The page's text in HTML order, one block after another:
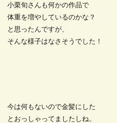
小栗旬さんも何かの作品で
体重を増やしているのかな？
と思ったんですが、
そんな様子はなさそうでした！
今は何もないので金髪にした
とおっしゃってましたしね。